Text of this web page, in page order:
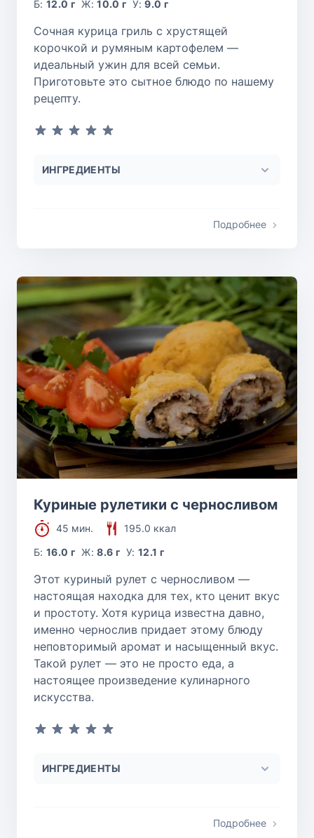
Б:12.0 г Ж:10.0 г У:9.0 г
Сочная курица гриль с хрустящей
корочкой и румяным картофелем —
идеальный ужин для всей семьи.
Приготовьте это сытное блюдо по нашему
рецепту.
ИНГРЕДИЕНТЫ
Подробнее
Куриные рулетики с черносливом
45 мин.
195.0 ккал
Б:16.0 г Ж:8.6 г У:12.1 г
Этот куриный рулет с черносливом —
настоящая находка для тех, кто ценит вкус
и простоту. Хотя курица известна давно,
именно чернослив придает этому блюду
неповторимый аромат и насыщенный вкус.
Такой рулет — это не просто еда, а
настоящее произведение кулинарного
искусства.
ИНГРЕДИЕНТЫ
Подробнее